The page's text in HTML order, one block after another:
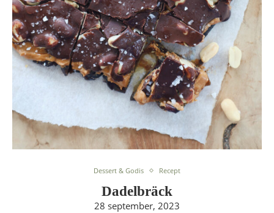
Dessert & Godis Recept
Dadelbräck
28 september, 2023